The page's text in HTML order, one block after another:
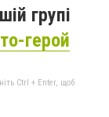
групі
герой
Ctrl + Enter, щоб